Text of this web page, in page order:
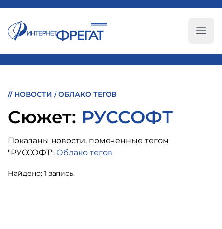
// НОВОСТИ /ОБЛАКО ТЕГОВ
Cюжет: РУССОФТ
Показаны новости, помеченные тегом
"РУССОФТ". Облако тегов
Найдено: 1 запись.